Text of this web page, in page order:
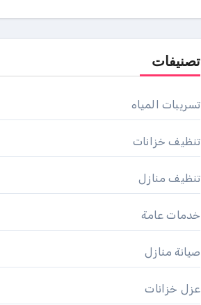
تصنيفات
تسريبات المياه
تنظيف خزانات
تنظيف منازل
خدمات عامة
صيانة منازل
عزل خزانات